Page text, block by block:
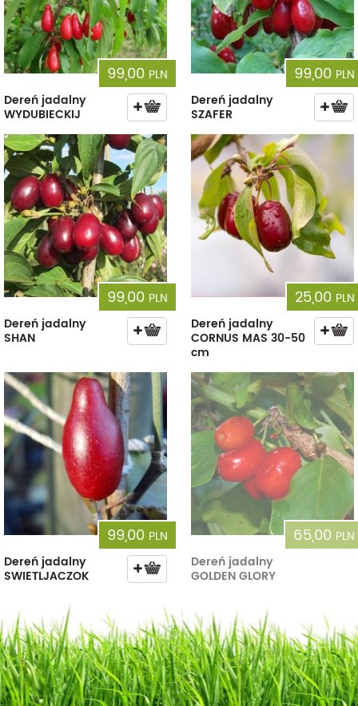
99,00 PLN
Dereń jadalny
WYDUBIECKIJ
99,00 PLN
Dereń jadalny
SZAFER
99,00 PLN
Dereń jadalny
SHAN
25,00 PLN
Dereń jadalny
CORNUS MAS 30-50
cm
99,00 PLN
Dereń jadalny
SWIETLJACZOK
65,00 PLN
Dereń jadalny
GOLDEN GLORY